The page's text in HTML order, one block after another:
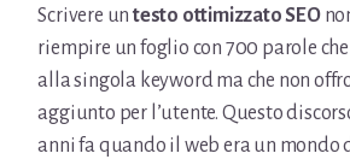
Scrivere un testo ottimizzato SEO
riempire un foglio con 700 parole
alla singola keyword ma che non
aggiunto per l’utente. Questo
anni fa quando il web era un mondo